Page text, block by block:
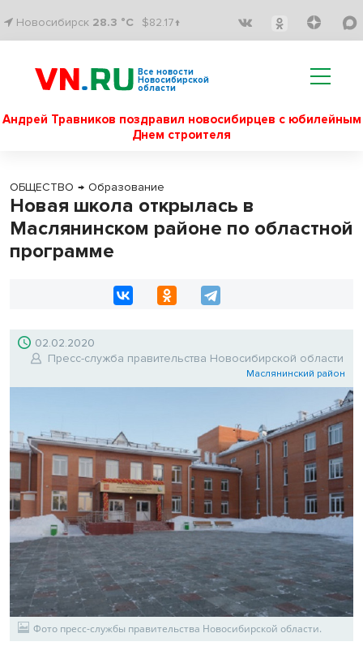
Новосибирск 28.3 °C $82.17↑
Все новости
Новосибирской
области
Андрей Травников поздравил новосибирцев с юбилейным
Днем строителя
ОБЩЕСТВО → Образование
Новая школа открылась в
Маслянинском районе по областной
программе
02.02.2020
Пресс-служба правительства Новосибирской области
Маслянинский район
Фото пресс-службы правительства Новосибирской области.